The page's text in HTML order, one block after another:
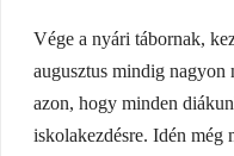
Vége a nyári tábornak,
augusztus mindig
azon, hogy minden
iskolakezdésre. Idén